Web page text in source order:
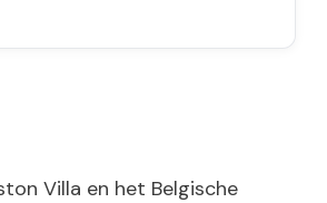
Villa en het Belgische